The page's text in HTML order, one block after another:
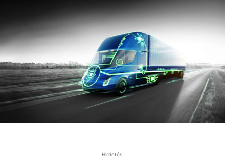
Hirdetés: